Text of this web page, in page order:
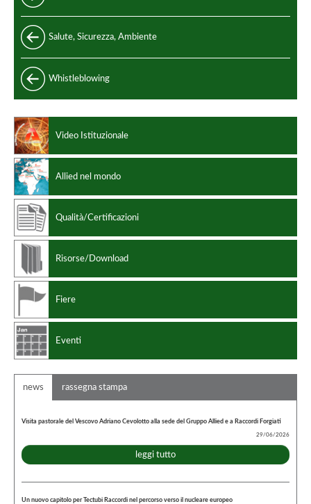
Speciali
Standard di produzione
Acciaio e leghe di acciaio
Acciaio inox
Leghe non ferrose
Salute, Sicurezza, Ambiente
Whistleblowing
Video Istituzionale
Allied nel mondo
Qualità/Certificazioni
Risorse/Download
Fiere
Eventi
news rassegna stampa
Visita pastorale del Vescovo Adriano Cevolotto alla sede del Gruppo Allied e a Raccordi Forgiati
29/06/2026
leggi tutto
Un nuovo capitolo per Tectubi Raccordi nel percorso verso il nucleare europeo